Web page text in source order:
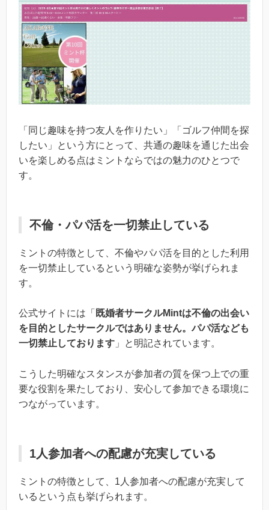
「同じ趣味を持つ友人を作りたい」「ゴルフ仲間を探
したい」という方にとって、共通の趣味を通じた出会
いを楽しめる点はミントならではの魅力のひとつで
す。
不倫・パパ活を一切禁止している
ミントの特徴として、不倫やパパ活を目的とした利用
を一切禁止しているという明確な姿勢が挙げられま
す。
公式サイトには「 既婚者サークルMintは不倫の出会い
を目的としたサークルではありません。パパ活なども
一切禁止しております 」と明記されています。
こうした明確なスタンスが参加者の質を保つ上での重
要な役割を果たしており、安心して参加できる環境に
つながっています。
1人参加者への配慮が充実している
ミントの特徴として、1人参加者への配慮が充実して
いるという点も挙げられます。